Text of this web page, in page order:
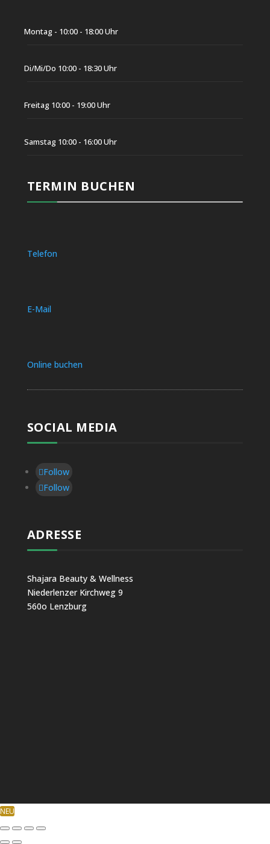
Montag - 10:00 - 18:00 Uhr
Di/Mi/Do 10:00 - 18:30 Uhr
Freitag 10:00 - 19:00 Uhr
Samstag 10:00 - 16:00 Uhr
TERMIN BUCHEN
Telefon
E-Mail
Online buchen
SOCIAL MEDIA
Follow
Follow
ADRESSE
Shajara Beauty & Wellness
Niederlenzer Kirchweg 9
560o Lenzburg
NEU